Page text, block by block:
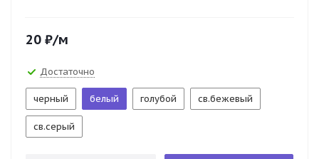
20 ₽/м
Достаточно
черный белый голубой св.бежевый
св.серый